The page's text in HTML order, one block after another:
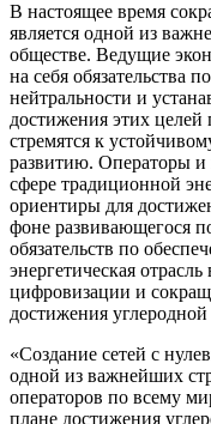
В настоящее время
является одной из
обществе. Ведущие
на себя обязательства
нейтральности и
достижения этих
стремятся к
развитию. Операторы
сфере традиционной
ориентиры для
фоне развивающегося
обязательств по
энергетическая
цифровизации и
достижения углеродной
«Создание сетей с
одной из важнейших
операторов по всему
плане достижения